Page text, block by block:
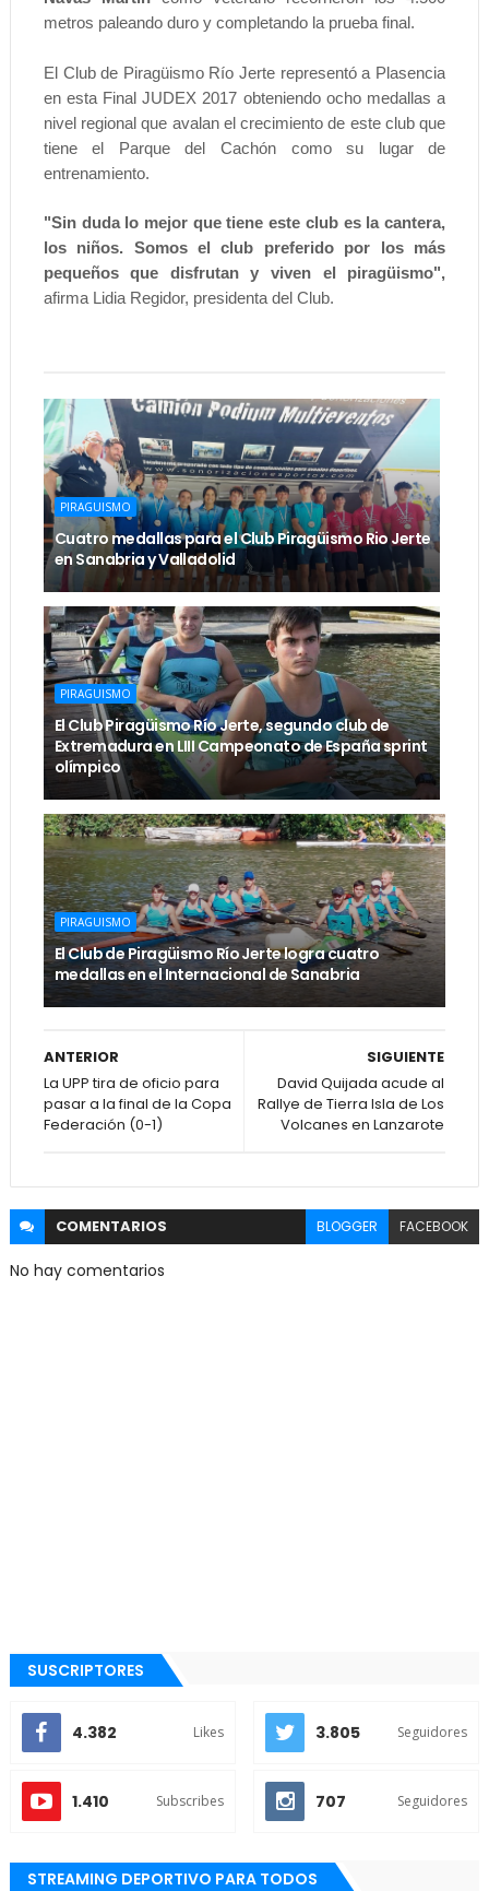
metros paleando duro y completando la prueba final.
El Club de Piragüismo Río Jerte representó a Plasencia
en esta Final JUDEX 2017 obteniendo ocho medallas a
nivel regional que avalan el crecimiento de este club que
tiene el Parque del Cachón como su lugar de
entrenamiento.
"Sin duda lo mejor que tiene este club es la cantera,
los niños. Somos el club preferido por los más
pequeños que disfrutan y viven el piragüismo",
afirma Lidia Regidor, presidenta del Club.
PIRAGUISMO
Cuatro medallas para el Club Piragüismo Rio Jerte
en Sanabria y Valladolid
PIRAGUISMO
El Club Piragüismo Río Jerte, segundo club de
Extremadura en LIII Campeonato de España sprint
olímpico
PIRAGUISMO
El Club de Piragüismo Río Jerte logra cuatro
medallas en el Internacional de Sanabria
SIGUIENTE
David Quijada acude al
Rallye de Tierra Isla de Los
Volcanes en Lanzarote
ANTERIOR
La UPP tira de oficio para
pasar a la final de la Copa
Federación (0-1)
COMENTARIOS BLOGGER FACEBOOK
No hay comentarios
SUSCRIPTORES
4.382 Likes 3.805 Seguidores
1.410 Subscribes 707 Seguidores
STREAMING DEPORTIVO PARA TODOS